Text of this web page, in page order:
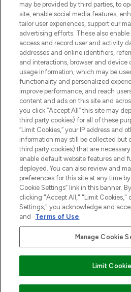
Bądź pierwszą osobą,
najnowszych
uznanych marek,
otrzyma ekskluzywne
z Sunday
Zgoda na pliki
Do Not Sell or Share
POMOC &
WAŻNE
O
Płać bezpiecznie za pomocą
may be provided by third parties, to
site, enable social media features,
tailor user experiences, support our
advertising efforts. These also
access and record user and activity
addresses and online identifiers,
and interactions, browser and device
usage information, which may be
functionality and personalized
improve performance, and reach
content and ads on this site and
you click “Accept All” this site may
third party cookies) for all of these
“Limit Cookies,” your IP address and
information may still be collected but
third party cookies) that are
enable default website features and
deployed. You can also review and
preferences for this site at any time
Cookie Settings” link in this banner.
clicking "Accept All," "Limit Cookies,"
Settings," you acknowledge and
and
Terms of Use.
Manage Cookie
Limit